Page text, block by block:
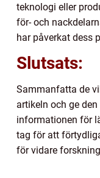
teknologi eller
för- och
har påverkat dess
Slutsats:
Sammanfatta de
artikeln och ge
informationen för
tag för att
för vidare